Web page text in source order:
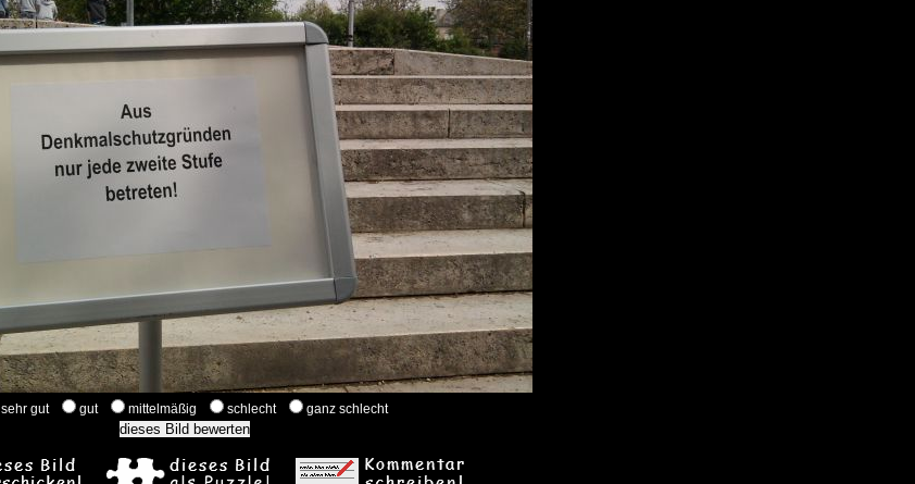
sehr gut gut mittelmäßig schlecht ganz schlecht